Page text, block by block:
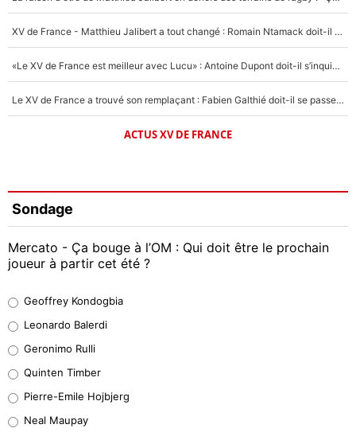
XV de France - Matthieu Jalibert a tout changé : Romain Ntamack doit-il s’inquiéter pour sa place à un an de la Coupe du monde ?
«Le XV de France est meilleur avec Lucu» : Antoine Dupont doit-il s’inquiéter pour sa place ?
Le XV de France a trouvé son remplaçant : Fabien Galthié doit-il se passer d'Antoine Dupont ?
ACTUS XV DE FRANCE
Sondage
Mercato - Ça bouge à l’OM : Qui doit être le prochain
joueur à partir cet été ?
38%
32%
5%
Geoffrey Kondogbia
Leonardo Balerdi
Geronimo Rulli
Quinten Timber
Pierre-Emile Hojbjerg
Neal Maupay